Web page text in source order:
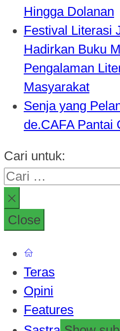
Hingga Dolanan
Festival Literasi
Hadirkan Buku
Pengalaman
Masyarakat
Senja yang
de.CAFA Pantai
Cari untuk:
Close
Teras
Opini
Features